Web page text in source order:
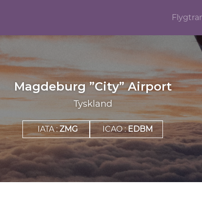
Magdeburg ”City” Airport
Tyskland
IATA :ZMG ICAO :EDBM